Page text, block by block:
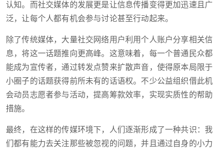
认知。而社交媒体的发展更是让信息传播变得更加迅速且广
泛，让每个人都有机会参与讨论甚至行动起来。
除了传统媒体，大量社交网络用户利用个人账户分享相关信
息，将这一话题推向更高峰。这意味着，每一个普通民众都
能成为宣传者，通过转发点赞来扩散声音，使得原本局限于
小圈子的话题获得前所未有的话语权。不少公益组织借此机
会动员志愿者参与活动，提高筹款效率，实现实质性的帮助
措施。
最终，在这样的传媒环境下，人们逐渐形成了一种共识：我
们都有能力去关注那些被忽视的问题，并且通过自身的小力